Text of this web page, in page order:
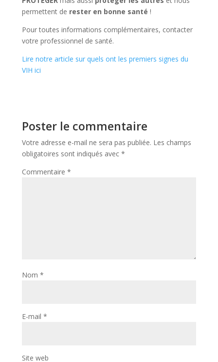
permettent de rester en bonne santé !
Pour toutes informations complémentaires, contacter
votre professionnel de santé.
Lire notre article sur quels ont les premiers signes du
VIH ici
Poster le commentaire
Votre adresse e-mail ne sera pas publiée. Les champs
obligatoires sont indiqués avec *
Commentaire *
Nom *
E-mail *
Site web